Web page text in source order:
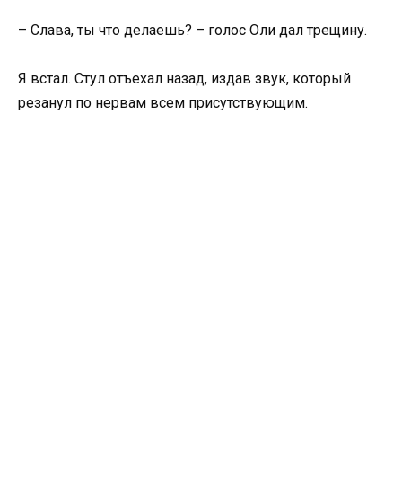
– Слава, ты что делаешь? – голос Оли дал трещину.
Я встал. Стул отъехал назад, издав звук, который
резанул по нервам всем присутствующим.